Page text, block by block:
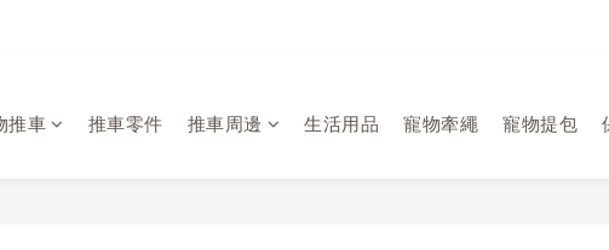
推車 推車零件 推車周邊 生活用品 寵物牽繩 寵物提包